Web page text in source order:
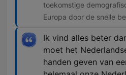
toekomstige
Europa door de snelle
Ik vind alles beter
moet het
handen geven van